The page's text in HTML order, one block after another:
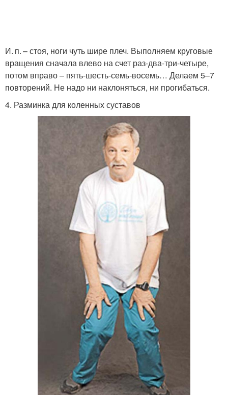
И. п. – стоя, ноги чуть шире плеч. Выполняем круговые
вращения сначала влево на счет раз-два-три-четыре,
потом вправо – пять-шесть-семь-восемь… Делаем 5–7
повторений. Не надо ни наклоняться, ни прогибаться.
4. Разминка для коленных суставов